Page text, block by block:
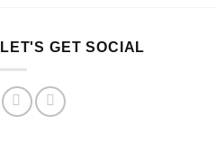
LET'S GET SOCIAL